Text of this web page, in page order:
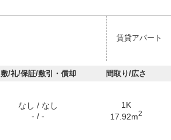
賃貸アパート
敷/礼/保証/敷引・償却 間取り/広さ
なし / なし
- / -
1K
17.92m2